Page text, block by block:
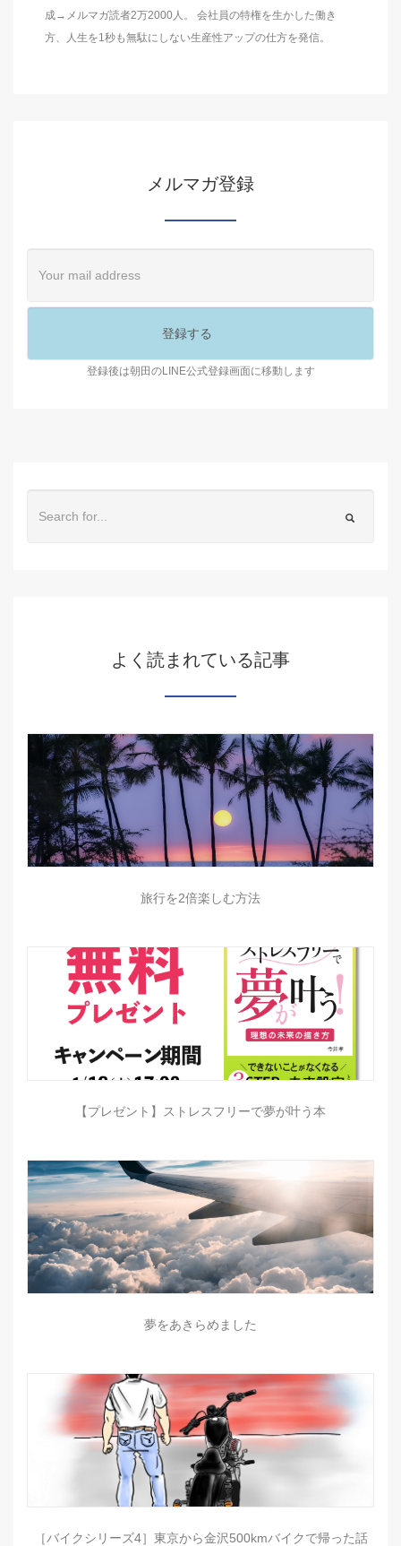
成→メルマガ読者2万2000人。 会社員の特権を生かした働き
方、人生を1秒も無駄にしない生産性アップの仕方を発信。
メルマガ登録
登録後は朝田のLINE公式登録画面に移動します
よく読まれている記事
旅行を2倍楽しむ方法
【プレゼント】ストレスフリーで夢が叶う本
夢をあきらめました
［バイクシリーズ4］東京から金沢500kmバイクで帰った話